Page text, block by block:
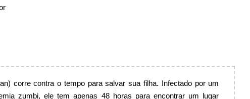
corre contra o tempo para salvar sua filha. Infectado por um
zumbi, ele tem apenas 48 horas para encontrar um lugar